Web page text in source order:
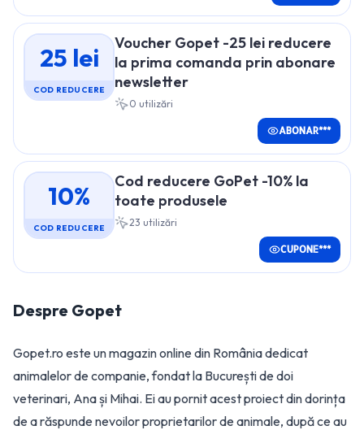
25 lei
COD REDUCERE
Voucher Gopet -25 lei reducere
la prima comanda prin abonare
newsletter
0 utilizări
ABONAR***
10%
COD REDUCERE
Cod reducere GoPet -10% la
toate produsele
23 utilizări
CUPONE***
Despre Gopet
Gopet.ro este un magazin online din România dedicat
animalelor de companie, fondat la București de doi
veterinari, Ana și Mihai. Ei au pornit acest proiect din dorința
de a răspunde nevoilor proprietarilor de animale, după ce au